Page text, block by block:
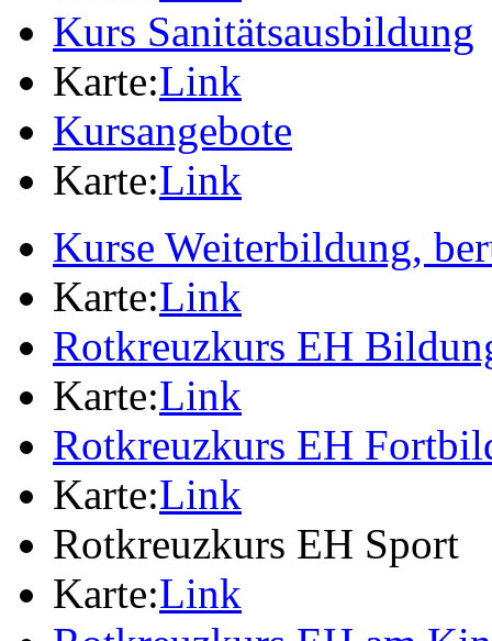
Kurs Sanitätsausbildung
Karte:Link
Kursangebote
Karte:Link
Kurse Weiterbildung,
Karte:Link
Rotkreuzkurs EH
Karte:Link
Rotkreuzkurs EH
Karte:Link
Rotkreuzkurs EH Sport
Karte:Link